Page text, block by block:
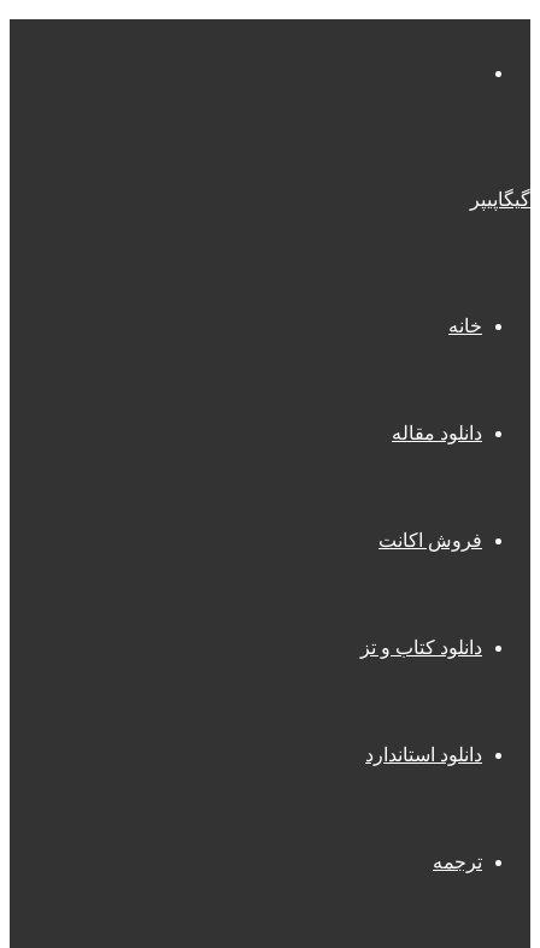
گیگاپیپر
خانه
دانلود مقاله
فروش اکانت
دانلود کتاب و تز
دانلود استاندارد
ترجمه